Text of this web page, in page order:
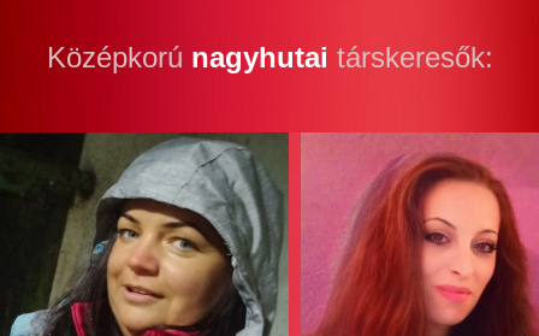
Középkorú nagyhutai társkeresők: